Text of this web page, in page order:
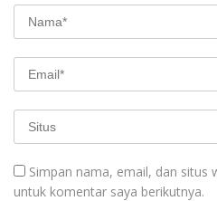
Simpan nama, email, dan situs
untuk komentar saya berikutnya.